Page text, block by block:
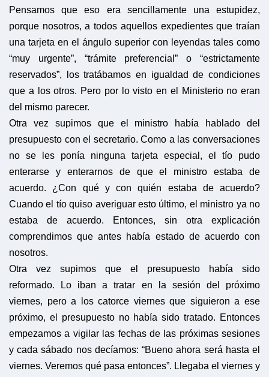
Pensamos que eso era sencillamente una estupidez,
porque nosotros, a todos aquellos expedientes que traían
una tarjeta en el ángulo superior con leyendas tales como
“muy urgente”, “trámite preferencial” o “estrictamente
reservados”, los tratábamos en igualdad de condiciones
que a los otros. Pero por lo visto en el Ministerio no eran
del mismo parecer.
Otra vez supimos que el ministro había hablado del
presupuesto con el secretario. Como a las conversaciones
no se les ponía ninguna tarjeta especial, el tío pudo
enterarse y enterarnos de que el ministro estaba de
acuerdo. ¿Con qué y con quién estaba de acuerdo?
Cuando el tío quiso averiguar esto último, el ministro ya no
estaba de acuerdo. Entonces, sin otra explicación
comprendimos que antes había estado de acuerdo con
nosotros.
Otra vez supimos que el presupuesto había sido
reformado. Lo iban a tratar en la sesión del próximo
viernes, pero a los catorce viernes que siguieron a ese
próximo, el presupuesto no había sido tratado. Entonces
empezamos a vigilar las fechas de las próximas sesiones
y cada sábado nos decíamos: “Bueno ahora será hasta el
viernes. Veremos qué pasa entonces”. Llegaba el viernes y